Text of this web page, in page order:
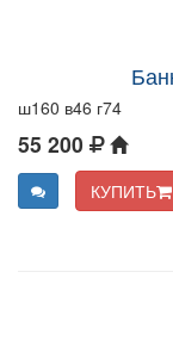
ш160 в46 г74
55 200
КУПИТЬ